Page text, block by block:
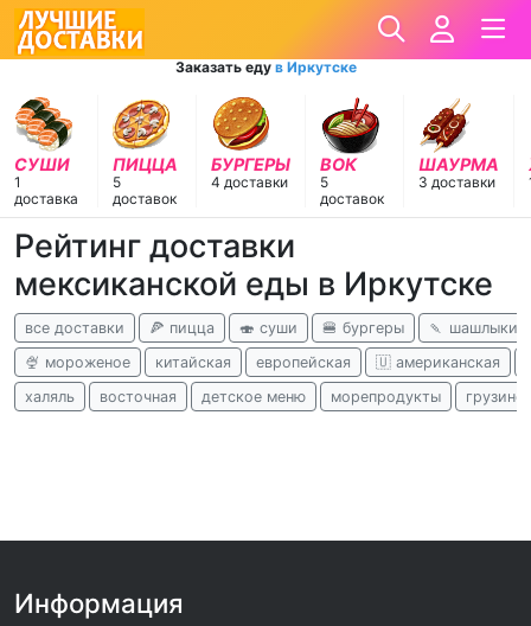
Заказать еду в Иркутске
СУШИ
1
доставка
ПИЦЦА
5
доставок
БУРГЕРЫ
4 доставки
ВОК
5
доставок
ШАУРМА
3 доставки
Рейтинг доставки
мексиканской еды в Иркутске
все доставки 🍕 пицца 🍣 суши 🍔 бургеры
🍡 шашлыки
🍨 мороженое
китайская европейская 🇺 американская
халяль
восточная детское меню морепродукты
Информация